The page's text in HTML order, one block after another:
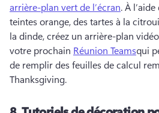
arrière-plan vert de l’écran. À
teintes orange, des tartes à la
la dinde, créez un arrière-plan
votre prochain Réunion Teamsqui
de remplir des feuilles de calcul
Thanksgiving.